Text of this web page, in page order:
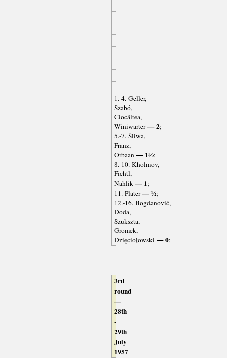
1.-4. Geller,
Szabó,
Ciocâltea,
Winiwarter— 2;
5.-7. Śliwa,
Franz,
Orbaan— 1½;
8.-10. Kholmov,
Fichtl,
Nahlik— 1;
11. Plater— ½;
12.-16. Bogdanović,
Doda,
Szukszta,
Gromek,
Dzięciołowski — 0;
3rd
round
—
28th
-
29th
July
1957